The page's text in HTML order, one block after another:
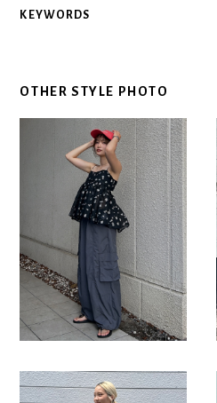
KEYWORDS
OTHER STYLE PHOTO